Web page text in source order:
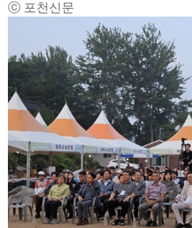
ⓒ 포천신문